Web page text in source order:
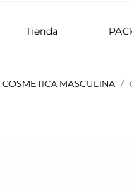
Tienda
COSMETICA MASCULINA